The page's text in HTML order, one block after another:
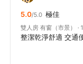
5.0/5.0 極佳
雙人房 有窗（市景） ·
整潔乾淨舒適 交通